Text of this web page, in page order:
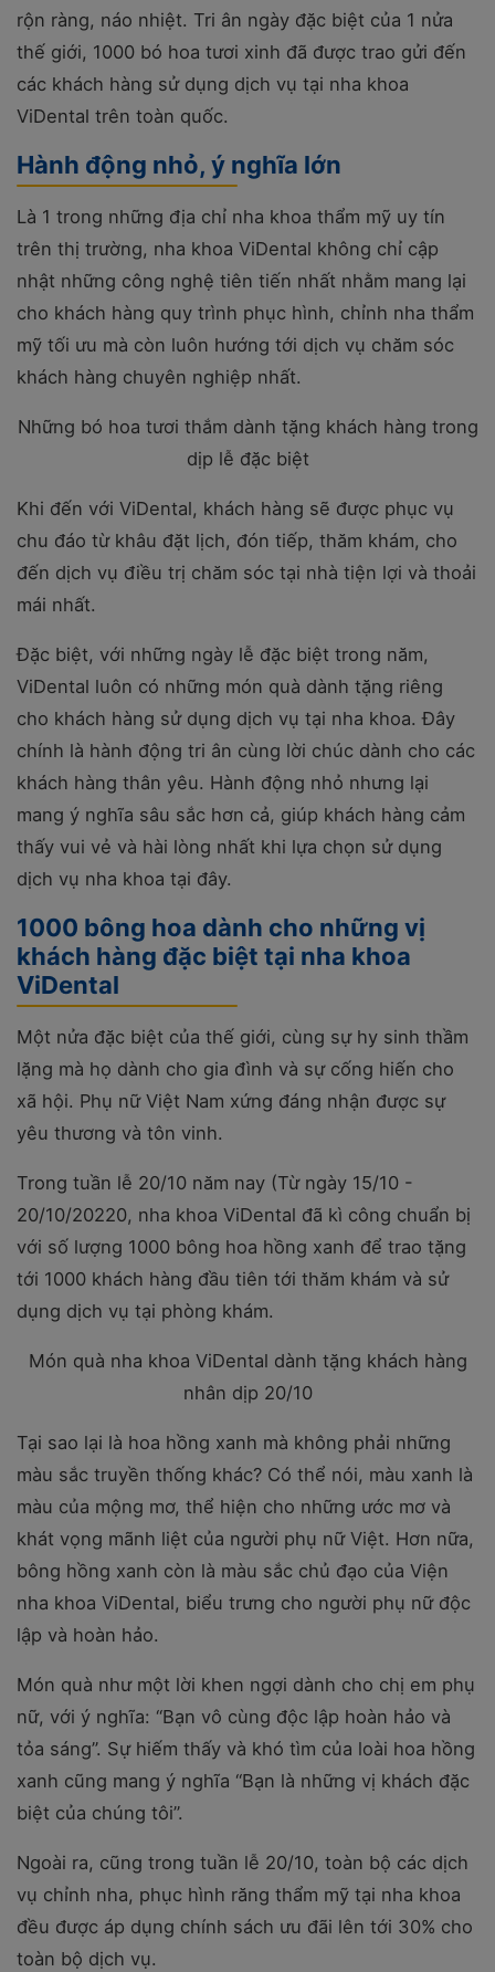
rộn ràng, náo nhiệt. Tri ân ngày đặc biệt của 1 nửa
thế giới, 1000 bó hoa tươi xinh đã được trao gửi đến
các khách hàng sử dụng dịch vụ tại nha khoa
ViDental trên toàn quốc.
Hành động nhỏ, ý nghĩa lớn
Là 1 trong những địa chỉ nha khoa thẩm mỹ uy tín
trên thị trường, nha khoa ViDental không chỉ cập
nhật những công nghệ tiên tiến nhất nhằm mang lại
cho khách hàng quy trình phục hình, chỉnh nha thẩm
mỹ tối ưu mà còn luôn hướng tới dịch vụ chăm sóc
khách hàng chuyên nghiệp nhất.
Những bó hoa tươi thắm dành tặng khách hàng trong
dịp lễ đặc biệt
Khi đến với ViDental, khách hàng sẽ được phục vụ
chu đáo từ khâu đặt lịch, đón tiếp, thăm khám, cho
đến dịch vụ điều trị chăm sóc tại nhà tiện lợi và thoải
mái nhất.
Đặc biệt, với những ngày lễ đặc biệt trong năm,
ViDental luôn có những món quà dành tặng riêng
cho khách hàng sử dụng dịch vụ tại nha khoa. Đây
chính là hành động tri ân cùng lời chúc dành cho các
khách hàng thân yêu. Hành động nhỏ nhưng lại
mang ý nghĩa sâu sắc hơn cả, giúp khách hàng cảm
thấy vui vẻ và hài lòng nhất khi lựa chọn sử dụng
dịch vụ nha khoa tại đây.
1000 bông hoa dành cho những vị
khách hàng đặc biệt tại nha khoa
ViDental
Một nửa đặc biệt của thế giới, cùng sự hy sinh thầm
lặng mà họ dành cho gia đình và sự cống hiến cho
xã hội. Phụ nữ Việt Nam xứng đáng nhận được sự
yêu thương và tôn vinh.
Trong tuần lễ 20/10 năm nay (Từ ngày 15/10 -
20/10/20220, nha khoa ViDental đã kì công chuẩn bị
với số lượng 1000 bông hoa hồng xanh để trao tặng
tới 1000 khách hàng đầu tiên tới thăm khám và sử
dụng dịch vụ tại phòng khám.
Món quà nha khoa ViDental dành tặng khách hàng
nhân dịp 20/10
Tại sao lại là hoa hồng xanh mà không phải những
màu sắc truyền thống khác? Có thể nói, màu xanh là
màu của mộng mơ, thể hiện cho những ước mơ và
khát vọng mãnh liệt của người phụ nữ Việt. Hơn nữa,
bông hồng xanh còn là màu sắc chủ đạo của Viện
nha khoa ViDental, biểu trưng cho người phụ nữ độc
lập và hoàn hảo.
Món quà như một lời khen ngợi dành cho chị em phụ
nữ, với ý nghĩa: “Bạn vô cùng độc lập hoàn hảo và
tỏa sáng”. Sự hiếm thấy và khó tìm của loài hoa hồng
xanh cũng mang ý nghĩa “Bạn là những vị khách đặc
biệt của chúng tôi”.
Ngoài ra, cũng trong tuần lễ 20/10, toàn bộ các dịch
vụ chỉnh nha, phục hình răng thẩm mỹ tại nha khoa
đều được áp dụng chính sách ưu đãi lên tới 30% cho
toàn bộ dịch vụ.